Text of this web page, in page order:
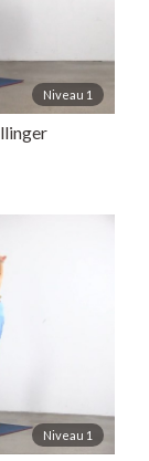
Niveau 1
Niveau 1